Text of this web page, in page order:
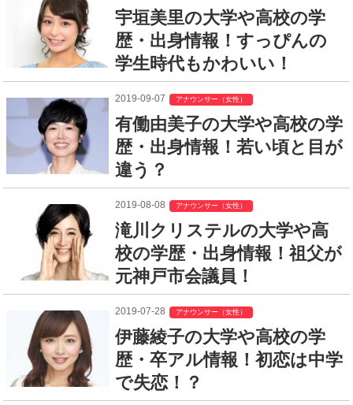
宇垣美里の大学や高校の学
歴・出身情報！すっぴんの
学生時代もかわいい！
2019-09-07 アナウンサー（女性）
有働由美子の大学や高校の学
歴・出身情報！若い頃と目が
違う？
2019-08-08 アナウンサー（女性）
滝川クリステルの大学や高
校の学歴・出身情報！祖父が
元神戸市会議員！
2019-07-28 アナウンサー（女性）
伊藤綾子の大学や高校の学
歴・卒アル情報！初恋は中学
で失恋！？